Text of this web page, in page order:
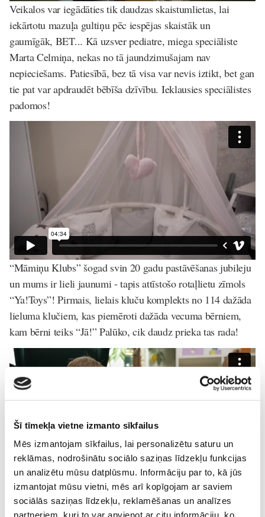
Šī tīmekļa vietne izmanto sīkfailus
Mēs izmantojam sīkfailus, lai personalizētu saturu un
reklāmas, nodrošinātu sociālo saziņas līdzekļu funkcijas
un analizētu mūsu datplūsmu. Informāciju par to, kā jūs
izmantojat mūsu vietni, mēs arī kopīgojam ar saviem
sociālās saziņas līdzekļu, reklamēšanas un analīzes
partneriem, kuri to var apvienot ar citu informāciju, ko
Veikalos var iegādāties tik daudzas skaistumlietas, lai
iekārtotu mazuļa gultiņu pēc iespējas skaistāk un
gaumīgāk, BET... Kā uzsver pediatre, miega speciāliste
Marta Celmiņa, nekas no tā jaundzimušajam nav
nepieciešams. Patiesībā, bez tā visa var nevis iztikt, bet gan
tie pat var apdraudēt bēbīša dzīvību. Ieklausies speciālistes
padomos!
“Māmiņu Klubs” šogad svin 20 gadu pastāvēšanas jubileju
un mums ir lieli jaunumi - tapis attīstošo rotaļlietu zīmols
“Ya!Toys”! Pirmais, lielais kluču komplekts no 114 dažāda
lieluma klučiem, kas piemēroti dažāda vecuma bērniem,
kam bērni teiks “Jā!” Palūko, cik daudz prieka tas rada!
TV